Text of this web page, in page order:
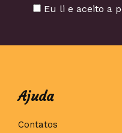
Eu li e aceito a
Ajuda
Contatos